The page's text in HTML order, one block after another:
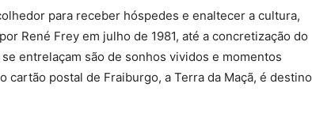
para receber hóspedes e enaltecer a cultura,
René Frey em julho de 1981, até a concretização do
entrelaçam são de sonhos vividos e momentos
cartão postal de Fraiburgo, a Terra da Maçã, é destino